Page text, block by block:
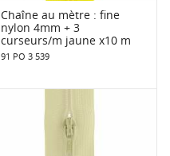
Chaîne au mètre : fine
nylon 4mm + 3
curseurs/m jaune x10 m
91 PO 3 539